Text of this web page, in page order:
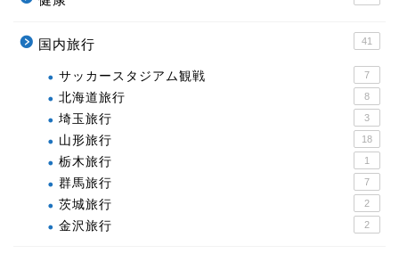
国内旅行 41
サッカースタジアム観戦 7
北海道旅行 8
埼玉旅行 3
山形旅行 18
栃木旅行 1
群馬旅行 7
茨城旅行 2
金沢旅行 2